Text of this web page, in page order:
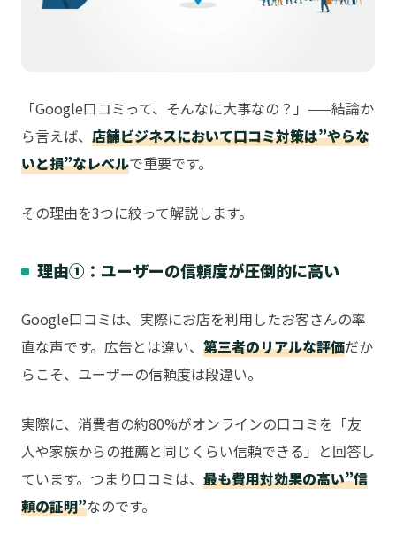
「Google口コミって、そんなに大事なの？」——結論か
ら言えば、 店舗ビジネスにおいて口コミ対策は”やらな
いと損”なレベルで重要です。
その理由を3つに絞って解説します。
理由①：ユーザーの信頼度が圧倒的に高い
Google口コミは、実際にお店を利用したお客さんの率
直な声です。広告とは違い、 第三者のリアルな評価だか
らこそ、ユーザーの信頼度は段違い。
実際に、消費者の約80%がオンラインの口コミを「友
人や家族からの推薦と同じくらい信頼できる」と回答し
ています。つまり口コミは、 最も費用対効果の高い”信
頼の証明”なのです。